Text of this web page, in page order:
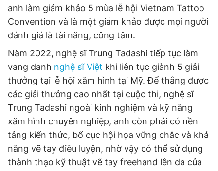
anh làm giám khảo 5 mùa lễ hội Vietnam Tattoo
Convention và là một giám khảo được mọi người
đánh giá là tài năng, công tâm.
Năm 2022, nghệ sĩ Trung Tadashi tiếp tục làm
vang danh nghệ sĩ Việt khi liên tục giành 5 giải
thưởng tại lễ hội xăm hình tại Mỹ. Để thắng được
các giải thưởng cao nhất tại cuộc thi, nghệ sĩ
Trung Tadashi ngoài kinh nghiệm và kỹ năng
xăm hình chuyên nghiệp, anh còn phải có nền
tảng kiến thức, bố cục hội họa vững chắc và khả
năng vẽ tay điêu luyện, nhờ vậy có thể sử dụng
thành thạo kỹ thuật vẽ tay freehand lên da của